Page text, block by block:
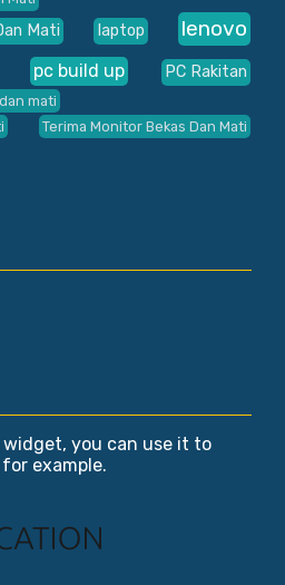
Mati laptop lenovo
pc build up PC Rakitan
mati
Terima Monitor Bekas Dan Mati
you can use it to
example.